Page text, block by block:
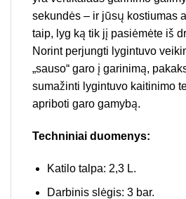
sekundės – ir jūsų kostiumas
taip, lyg ką tik jį pasiėmėte iš
Norint perjungti lygintuvo
„sauso“ garo į garinimą,
sumažinti lygintuvo kaitinimo
apriboti garo gamybą.
Techniniai duomenys:
Katilo talpa: 2,3 L.
Darbinis slėgis: 3 bar.